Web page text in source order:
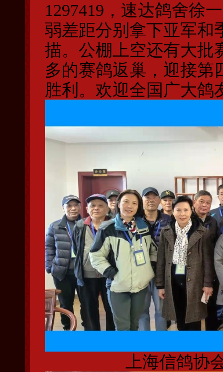
1297419，速达鸽舍徐
弱差距分别拿下亚军和
描。公棚上空还有大批
多的赛鸽返巢，迎接第
胜利。欢迎全国广大鸽
上海信鸽协